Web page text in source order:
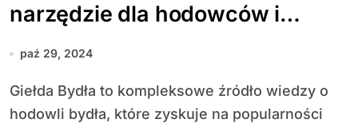
narzędzie dla hodowców i
rolników
paź 29, 2024
Giełda Bydła to kompleksowe źródło wiedzy o
hodowli bydła, które zyskuje na popularności